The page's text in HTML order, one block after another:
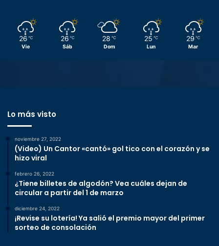
26 ℃
Vie
26 ℃
Sáb
28 ℃
Dom
25 ℃
Lun
29 ℃
Mar
Lo más visto
noviembre 27, 2022
(Video) Un Cantor «cantó» gol tico con el corazón y se
hizo viral
febrero 26, 2022
¿Tiene billetes de algodón? Vea cuáles dejan de
circular a partir del 1 de marzo
diciembre 24, 2022
¡Revise su lotería! Ya salió el premio mayor del primer
sorteo de consolación